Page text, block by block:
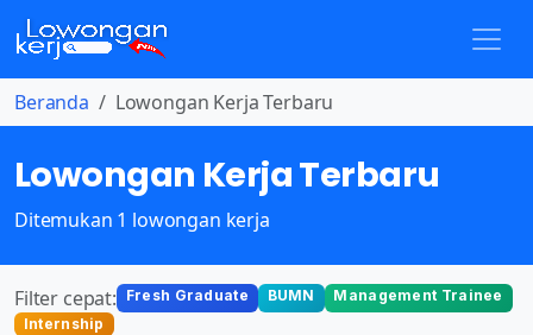
Beranda Lowongan Kerja Terbaru
Lowongan Kerja Terbaru
Ditemukan 1 lowongan kerja
Filter cepat: Fresh Graduate BUMN
Management Trainee
Internship